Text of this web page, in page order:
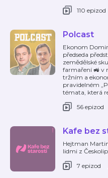
110 epizod
Polcast
Ekonom
předseda
zemědělské
farmaření 🚜 v
tržním a
pravidelném
témata, která
56 epizod
Kafe bez
Hejtman
lidmi z
7 epizod